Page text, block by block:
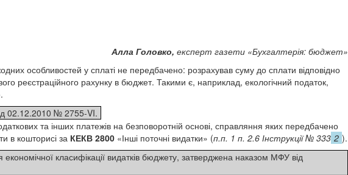
Алла Головко, експерт газети «Бухгалтерія: бюджет»
особливостей у сплаті не передбачено: розрахував суму до сплати відповідно
реєстраційного рахунку в бюджет. Такими є, наприклад, екологічний податок,
02.12.2010 № 2755-VI.
та інших платежів на безповоротній основі, справляння яких передбачено
в кошторисі за КЕКВ 2800«Інші поточні видатки» (п.п. 1 п. 2.6 Інструкції № 333 2 ).
економічної класифікації видатків бюджету, затверджена наказом МФУ від